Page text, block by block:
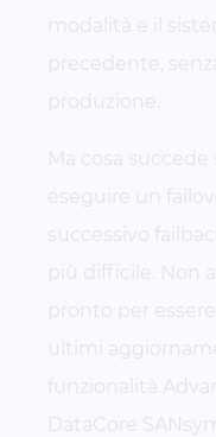
modalità e il
precedente,
produzione.
Ma cosa succede
eseguire un
successivo
più difficile. Non
pronto per
ultimi
funzionalità
DataCore